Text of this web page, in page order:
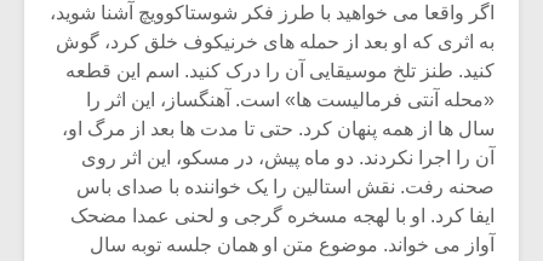
اگر واقعا می خواهید با طرز فکر شوستاکوویچ آشنا شوید،
به اثری که او بعد از حمله های خرنیکوف خلق کرد، گوش
کنید. طنز تلخ موسیقایی آن را درک کنید. اسم این قطعه
«محله آنتی فرمالیست ها» است. آهنگساز، این اثر را
سال ها از همه پنهان کرد. حتی تا مدت ها بعد از مرگ او،
آن را اجرا نکردند. دو ماه پیش، در مسکو، این اثر روی
صحنه رفت. نقش استالین را یک خواننده با صدای باس
ایفا کرد. او با لهجه مسخره گرجی و لحنی عمدا مضحک
آواز می خواند. موضوع متن او همان جلسه توبه سال